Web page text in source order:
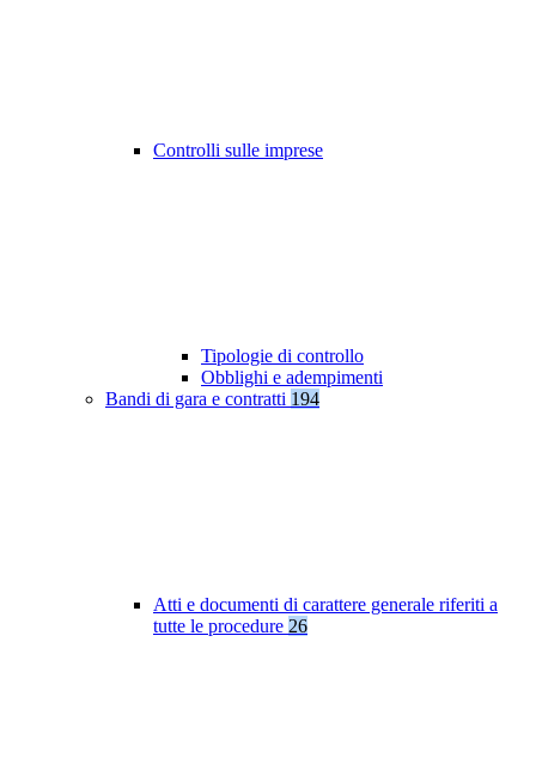
Controlli sulle imprese
Tipologie di controllo
Obblighi e adempimenti
Bandi di gara e contratti 194
Atti e documenti di carattere generale riferiti a
tutte le procedure 26